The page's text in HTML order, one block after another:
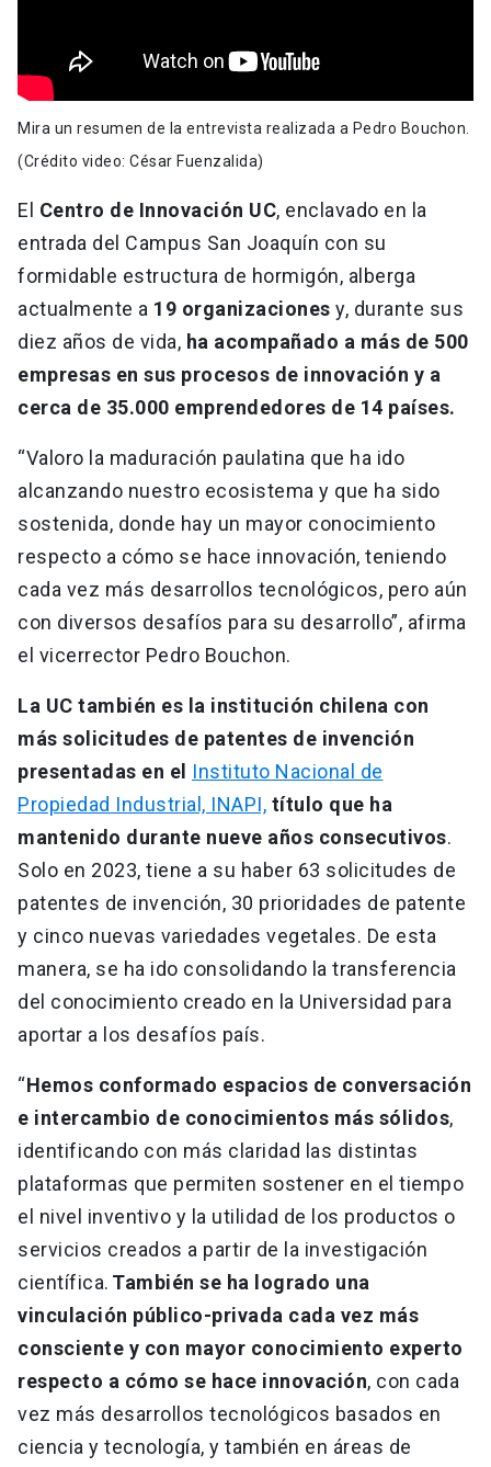
Mira un resumen de la entrevista realizada a Pedro Bouchon.
(Crédito video: César Fuenzalida)
El Centro de Innovación UC, enclavado en la
entrada del Campus San Joaquín con su
formidable estructura de hormigón, alberga
actualmente a 19 organizaciones y, durante sus
diez años de vida, ha acompañado a más de 500
empresas en sus procesos de innovación y a
cerca de 35.000 emprendedores de 14 países.
“Valoro la maduración paulatina que ha ido
alcanzando nuestro ecosistema y que ha sido
sostenida, donde hay un mayor conocimiento
respecto a cómo se hace innovación, teniendo
cada vez más desarrollos tecnológicos, pero aún
con diversos desafíos para su desarrollo”, afirma
el vicerrector Pedro Bouchon.
La UC también es la institución chilena con
más solicitudes de patentes de invención
presentadas en el Instituto Nacional de
Propiedad Industrial, INAPI, título que ha
mantenido durante nueve años consecutivos.
Solo en 2023, tiene a su haber 63 solicitudes de
patentes de invención, 30 prioridades de patente
y cinco nuevas variedades vegetales. De esta
manera, se ha ido consolidando la transferencia
del conocimiento creado en la Universidad para
aportar a los desafíos país.
“Hemos conformado espacios de conversación
e intercambio de conocimientos más sólidos,
identificando con más claridad las distintas
plataformas que permiten sostener en el tiempo
el nivel inventivo y la utilidad de los productos o
servicios creados a partir de la investigación
científica. También se ha logrado una
vinculación público-privada cada vez más
consciente y con mayor conocimiento experto
respecto a cómo se hace innovación, con cada
vez más desarrollos tecnológicos basados en
ciencia y tecnología, y también en áreas de